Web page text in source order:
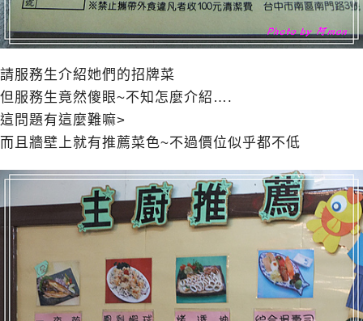
請服務生介紹她們的招牌菜
但服務生竟然傻眼~不知怎麼介紹….
這問題有這麼難嘛>
而且牆壁上就有推薦菜色~不過價位似乎都不低